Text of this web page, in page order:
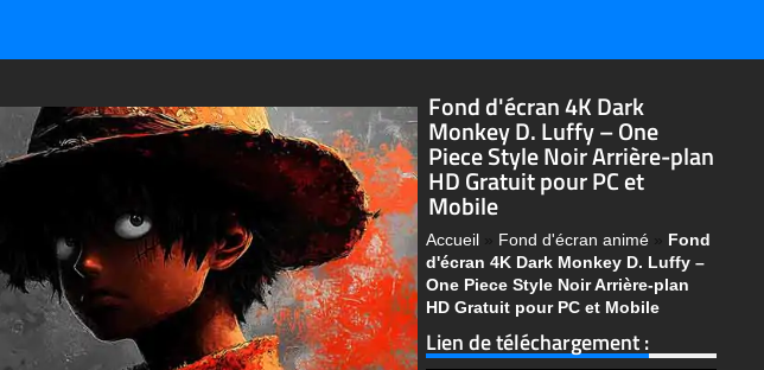
Fond d'écran 4K Dark
Monkey D. Luffy – One
Piece Style Noir Arrière-plan
HD Gratuit pour PC et
Mobile
Accueil » Fond d'écran animé » Fond
d'écran 4K Dark Monkey D. Luffy –
One Piece Style Noir Arrière-plan
HD Gratuit pour PC et Mobile
Lien de téléchargement :